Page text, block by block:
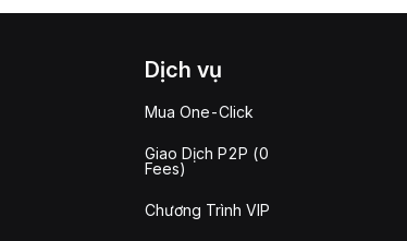
Dịch vụ
Mua One-Click
Giao Dịch P2P (0
Fees)
Chương Trình VIP